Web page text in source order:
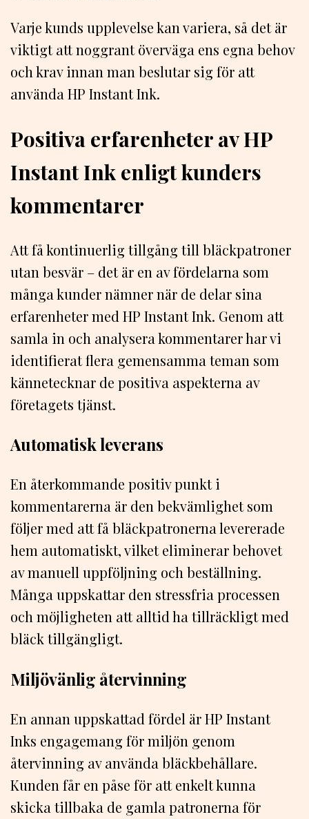
Varje kunds upplevelse kan variera, så det är
viktigt att noggrant överväga ens egna behov
och krav innan man beslutar sig för att
använda HP Instant Ink.
Positiva erfarenheter av HP
Instant Ink enligt kunders
kommentarer
Att få kontinuerlig tillgång till bläckpatroner
utan besvär – det är en av fördelarna som
många kunder nämner när de delar sina
erfarenheter med HP Instant Ink. Genom att
samla in och analysera kommentarer har vi
identifierat flera gemensamma teman som
kännetecknar de positiva aspekterna av
företagets tjänst.
Automatisk leverans
En återkommande positiv punkt i
kommentarerna är den bekvämlighet som
följer med att få bläckpatronerna levererade
hem automatiskt, vilket eliminerar behovet
av manuell uppföljning och beställning.
Många uppskattar den stressfria processen
och möjligheten att alltid ha tillräckligt med
bläck tillgängligt.
Miljövänlig återvinning
En annan uppskattad fördel är HP Instant
Inks engagemang för miljön genom
återvinning av använda bläckbehållare.
Kunden får en påse för att enkelt kunna
skicka tillbaka de gamla patronerna för